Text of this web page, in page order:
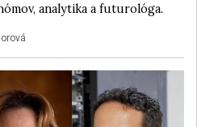
analytika a futurológa.